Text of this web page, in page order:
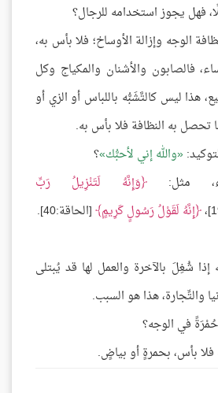
فهل يجوز استخدامه للرجال؟
الوجه وإزالة الأوساخ؛ فلا بأس به،
فالصابون والأشنان والمكياج وكل
هذا ليس كالتَّشَبُّه باللباس أو الزي أو
تحصل به النظافة فلا بأس به.
والله إني لأحبُّك ؟
مثل:
وَإِنَّهُ لَتَنْزِيلُ رَبِّ
إِنَّهُ لَقَوْلُ رَسُولٍ كَرِيمٍ [الحاقة:40].
شُغِلَ بالآخرة والعمل لها قد يُبتلى
والتِّجارة، هذا هو السبب.
في الوجه؟
بأس، بحمرةٍ أو بياضٍ.